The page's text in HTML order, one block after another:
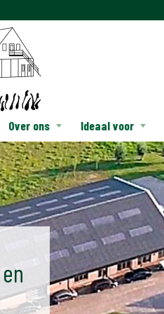
Over ons Ideaal voor